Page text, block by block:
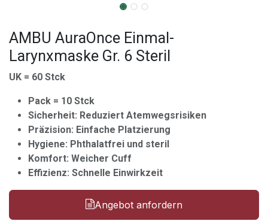
AMBU AuraOnce Einmal-
Larynxmaske Gr. 6 Steril
UK = 60 Stck
Pack = 10 Stck
Sicherheit: Reduziert Atemwegsrisiken
Präzision: Einfache Platzierung
Hygiene: Phthalatfrei und steril
Komfort: Weicher Cuff
Effizienz: Schnelle Einwirkzeit
Angebot anfordern